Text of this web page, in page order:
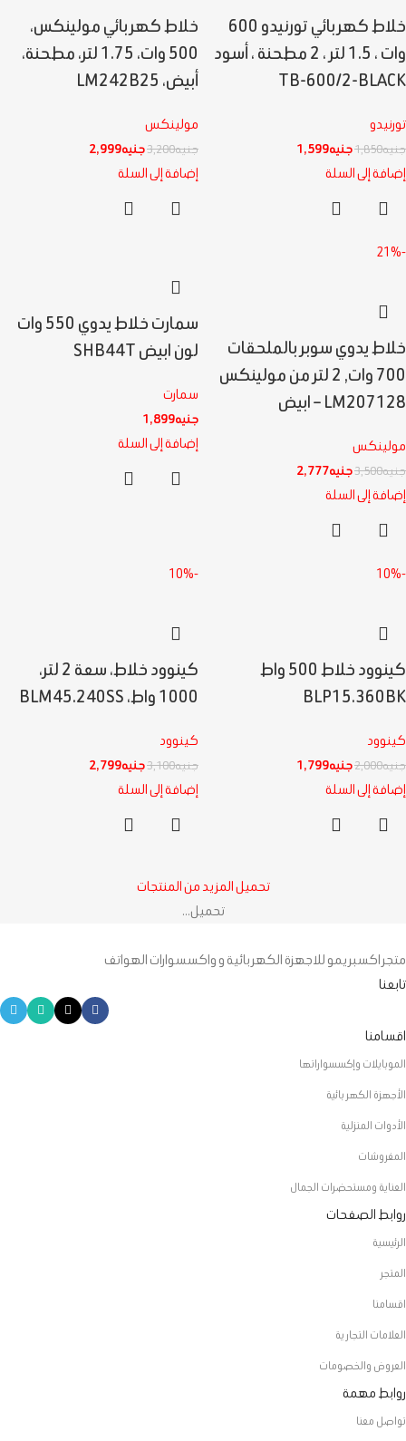
خلاط كهربائي تورنيدو 600
وات ، 1.5 لتر ، 2 مطحنة ، أسود
TB-600/2-BLACK
تورنيدو
جنيه1,850جنيه1,599
إضافة إلى السلة
خلاط كهربائي مولينكس،
500 وات، 1.75 لتر، مطحنة،
أبيض، LM242B25
مولينكس
جنيه3,200جنيه2,999
إضافة إلى السلة
-21%
خلاط يدوي سوبر بالملحقات
700 وات, 2 لتر من مولينكس
LM207128 – ابيض
مولينكس
جنيه3,500جنيه2,777
إضافة إلى السلة
سمارت خلاط يدوي 550 وات
لون ابيض SHB44T
سمارت
جنيه1,899
إضافة إلى السلة
-10%
كينوود خلاط 500 واط
BLP15.360BK
كينوود
جنيه2,000جنيه1,799
إضافة إلى السلة
-10%
كينوود خلاط، سعة 2 لتر،
1000 واط، BLM45.240SS
كينوود
جنيه3,100جنيه2,799
إضافة إلى السلة
تحميل المزيد من المنتجات
تحميل...
متجر اكسبريمو للاجهزة الكهربائية و واكسسوارات الهواتف
تابعنا
اقسامنا
الموبايلات وإكسسواراتها
الأجهزة الكهربائية
الأدوات المنزلية
المفروشات
العناية ومستحضرات الجمال
روابط الصفحات
الرئيسية
المتجر
اقسامنا
العلامات التجارية
العروض والخصومات
روابط مهمة
تواصل معنا